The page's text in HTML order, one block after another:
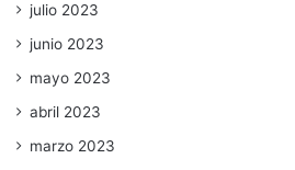
julio 2023
junio 2023
mayo 2023
abril 2023
marzo 2023